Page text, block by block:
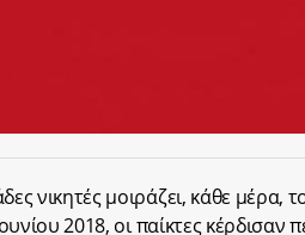
νικητές μοιράζει, κάθε
2018, οι παίκτες